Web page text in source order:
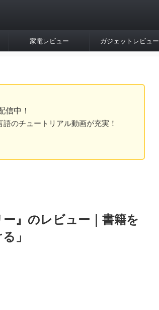
家電レビュー ガジェットレビュー
信中！
のチュートリアル動画が充実！
』のレビュー｜書籍を
」